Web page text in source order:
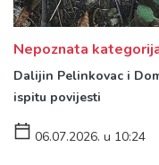
Nepoznata
Dalijin Pelinkovac i
ispitu povijesti
06.07.2026. u 10:24